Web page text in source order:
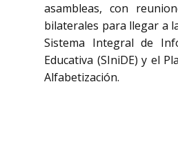
asambleas, con
bilaterales para llegar a
Sistema Integral de
Educativa (SIniDE) y el
Alfabetización.